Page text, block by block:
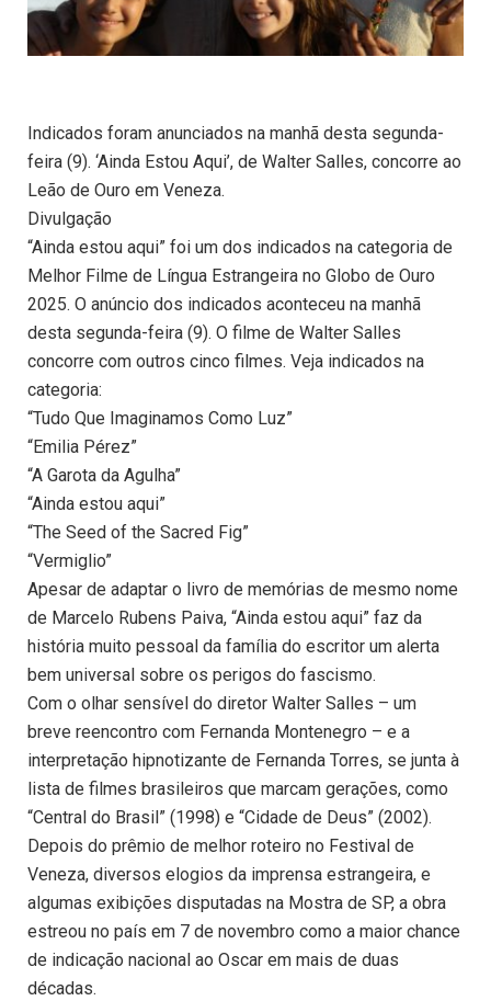
Indicados foram anunciados na manhã desta segunda-
feira (9). ‘Ainda Estou Aqui’, de Walter Salles, concorre ao
Leão de Ouro em Veneza.
Divulgação
“Ainda estou aqui” foi um dos indicados na categoria de
Melhor Filme de Língua Estrangeira no Globo de Ouro
2025. O anúncio dos indicados aconteceu na manhã
desta segunda-feira (9). O filme de Walter Salles
concorre com outros cinco filmes. Veja indicados na
categoria:
“Tudo Que Imaginamos Como Luz”
“Emilia Pérez”
“A Garota da Agulha”
“Ainda estou aqui”
“The Seed of the Sacred Fig”
“Vermiglio”
Apesar de adaptar o livro de memórias de mesmo nome
de Marcelo Rubens Paiva, “Ainda estou aqui” faz da
história muito pessoal da família do escritor um alerta
bem universal sobre os perigos do fascismo.
Com o olhar sensível do diretor Walter Salles – um
breve reencontro com Fernanda Montenegro – e a
interpretação hipnotizante de Fernanda Torres, se junta à
lista de filmes brasileiros que marcam gerações, como
“Central do Brasil” (1998) e “Cidade de Deus” (2002).
Depois do prêmio de melhor roteiro no Festival de
Veneza, diversos elogios da imprensa estrangeira, e
algumas exibições disputadas na Mostra de SP, a obra
estreou no país em 7 de novembro como a maior chance
de indicação nacional ao Oscar em mais de duas
décadas.